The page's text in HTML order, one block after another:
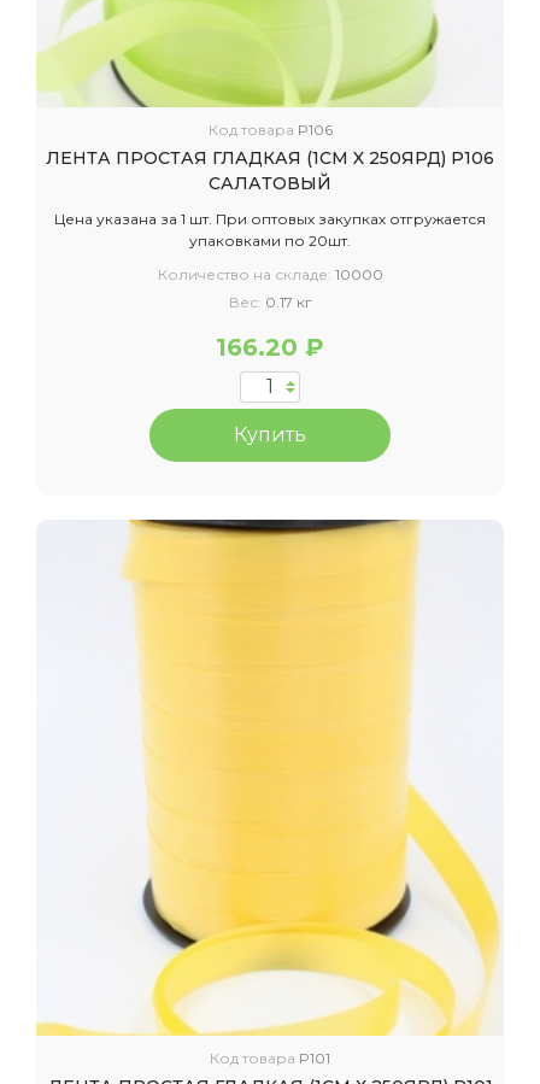
Код товара P106
ЛЕНТА ПРОСТАЯ ГЛАДКАЯ (1СМ X 250ЯРД) P106
САЛАТОВЫЙ
Цена указана за 1 шт. При оптовых закупках отгружается
упаковками по 20шт.
Количество на складе: 10000
Вес: 0.17 кг
166.20 ₽
Купить
Код товара P101